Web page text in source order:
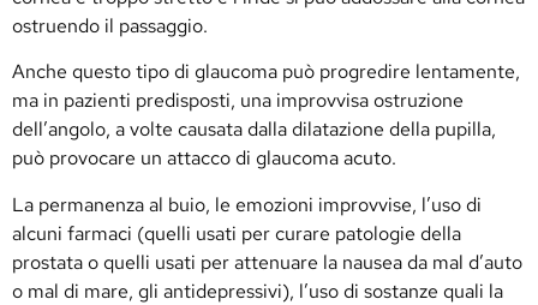
ostruendo il passaggio.
Anche questo tipo di glaucoma può progredire lentamente,
ma in pazienti predisposti, una improvvisa ostruzione
dell’angolo, a volte causata dalla dilatazione della pupilla,
può provocare un attacco di glaucoma acuto.
La permanenza al buio, le emozioni improvvise, l’uso di
alcuni farmaci (quelli usati per curare patologie della
prostata o quelli usati per attenuare la nausea da mal d’auto
o mal di mare, gli antidepressivi), l’uso di sostanze quali la